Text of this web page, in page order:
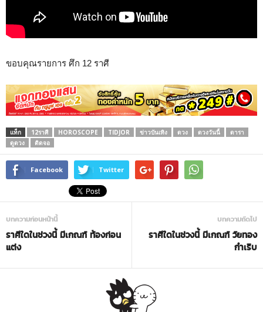
ขอบคุณรายการ ศึก 12 ราศี
แท็ก 12ราศี HOROSCOPE TIDJOR ข่าวบันเทิง ดวง ดวงวันนี้
ดารา
ดูดวง
ติดจอ
Facebook Twitter
บทความก่อนหน้านี้
ราศีใดในช่วงนี้ มีเกณฑ์ ท้องก่อน
แต่ง
บทความถัดไป
ราศีใดในช่วงนี้ มีเกณฑ์ วัยทอง
กำเริบ